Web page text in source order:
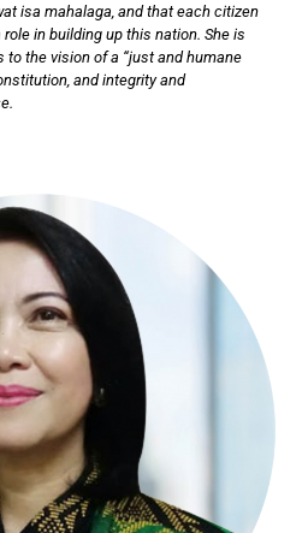
isa mahalaga, and that each citizen
in building up this nation. She is
the vision of a “just and humane
and integrity and